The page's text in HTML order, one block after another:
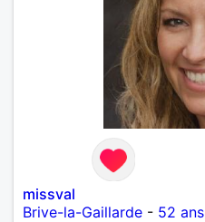
missval
Brive-la-Gaillarde - 52 ans